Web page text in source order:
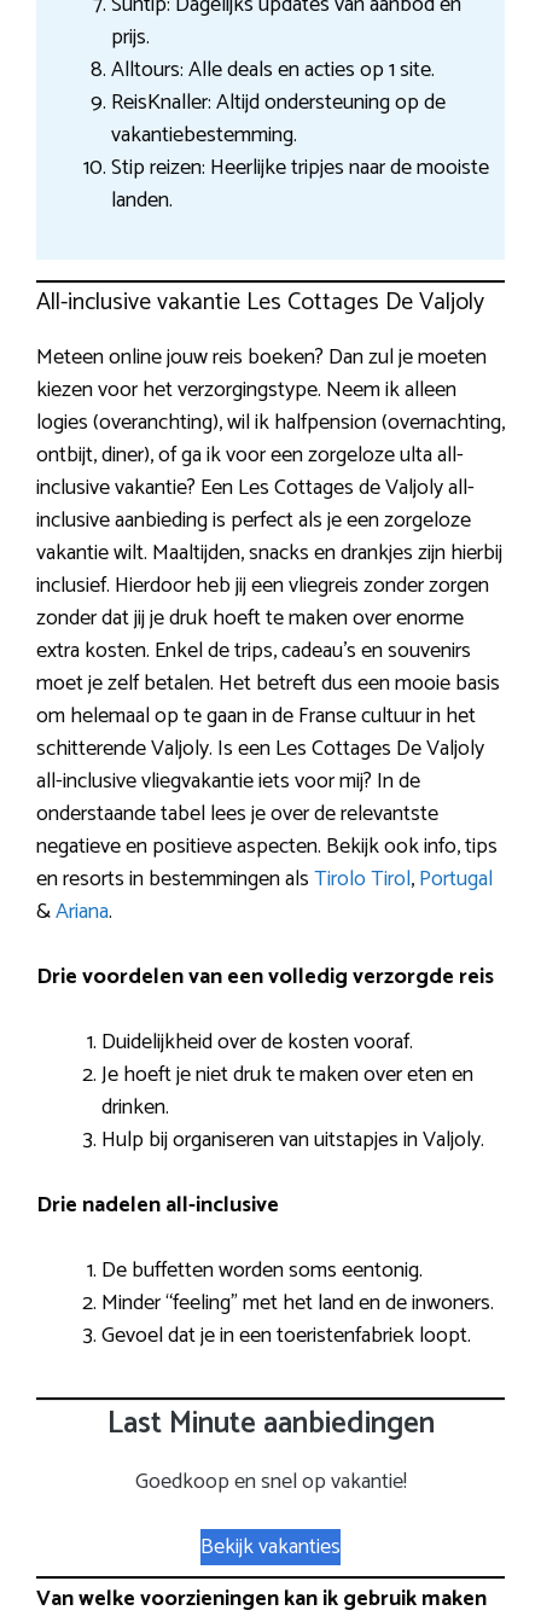
prijs.
Alltours: Alle deals en acties op 1 site.
ReisKnaller: Altijd ondersteuning op de
vakantiebestemming.
Stip reizen: Heerlijke tripjes naar de mooiste
landen.
All-inclusive vakantie Les Cottages De Valjoly
Meteen online jouw reis boeken? Dan zul je moeten
kiezen voor het verzorgingstype. Neem ik alleen
logies (overanchting), wil ik halfpension (overnachting,
ontbijt, diner), of ga ik voor een zorgeloze ulta all-
inclusive vakantie? Een Les Cottages de Valjoly all-
inclusive aanbieding is perfect als je een zorgeloze
vakantie wilt. Maaltijden, snacks en drankjes zijn hierbij
inclusief. Hierdoor heb jij een vliegreis zonder zorgen
zonder dat jij je druk hoeft te maken over enorme
extra kosten. Enkel de trips, cadeau’s en souvenirs
moet je zelf betalen. Het betreft dus een mooie basis
om helemaal op te gaan in de Franse cultuur in het
schitterende Valjoly. Is een Les Cottages De Valjoly
all-inclusive vliegvakantie iets voor mij? In de
onderstaande tabel lees je over de relevantste
negatieve en positieve aspecten. Bekijk ook info, tips
en resorts in bestemmingen alsTirolo Tirol,Portugal
&Ariana.
Drie voordelen van een volledig verzorgde reis
Duidelijkheid over de kosten vooraf.
Je hoeft je niet druk te maken over eten en
drinken.
Hulp bij organiseren van uitstapjes in Valjoly.
Drie nadelen all-inclusive
De buffetten worden soms eentonig.
Minder “feeling” met het land en de inwoners.
Gevoel dat je in een toeristenfabriek loopt.
Last Minute aanbiedingen
Goedkoop en snel op vakantie!
Bekijk vakanties
Van welke voorzieningen kan ik gebruik maken